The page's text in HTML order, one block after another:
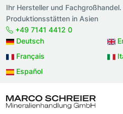
Ihr Hersteller und Fachgroßhandel.
Produktionsstätten in Asien
+49 7141 4412 0
Deutsch
Français
Español